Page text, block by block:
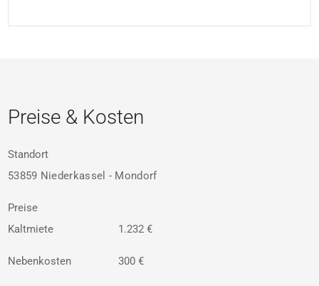
Preise & Kosten
Standort
53859 Niederkassel - Mondorf
Preise
Kaltmiete
1.232 €
Nebenkosten 300 €